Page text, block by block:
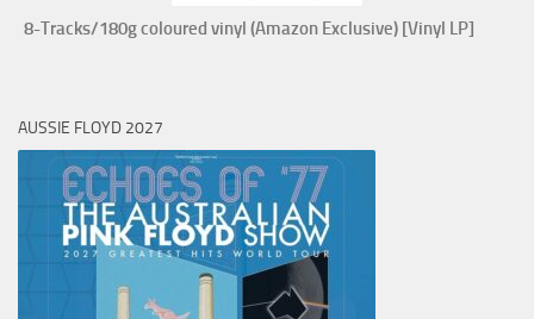
8-Tracks/180g coloured vinyl (Amazon Exclusive) [Vinyl LP]
AUSSIE FLOYD 2027